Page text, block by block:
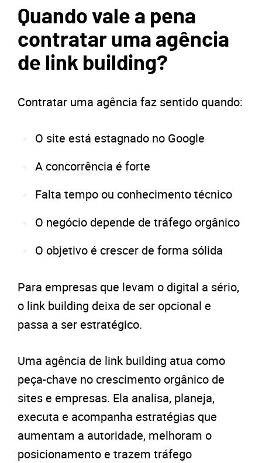
Quando vale a pena
contratar uma agência
de link building?
Contratar uma agência faz sentido quando:
O site está estagnado no Google
A concorrência é forte
Falta tempo ou conhecimento técnico
O negócio depende de tráfego orgânico
O objetivo é crescer de forma sólida
Para empresas que levam o digital a sério,
o link building deixa de ser opcional e
passa a ser estratégico.
Uma agência de link building atua como
peça-chave no crescimento orgânico de
sites e empresas. Ela analisa, planeja,
executa e acompanha estratégias que
aumentam a autoridade, melhoram o
posicionamento e trazem tráfego